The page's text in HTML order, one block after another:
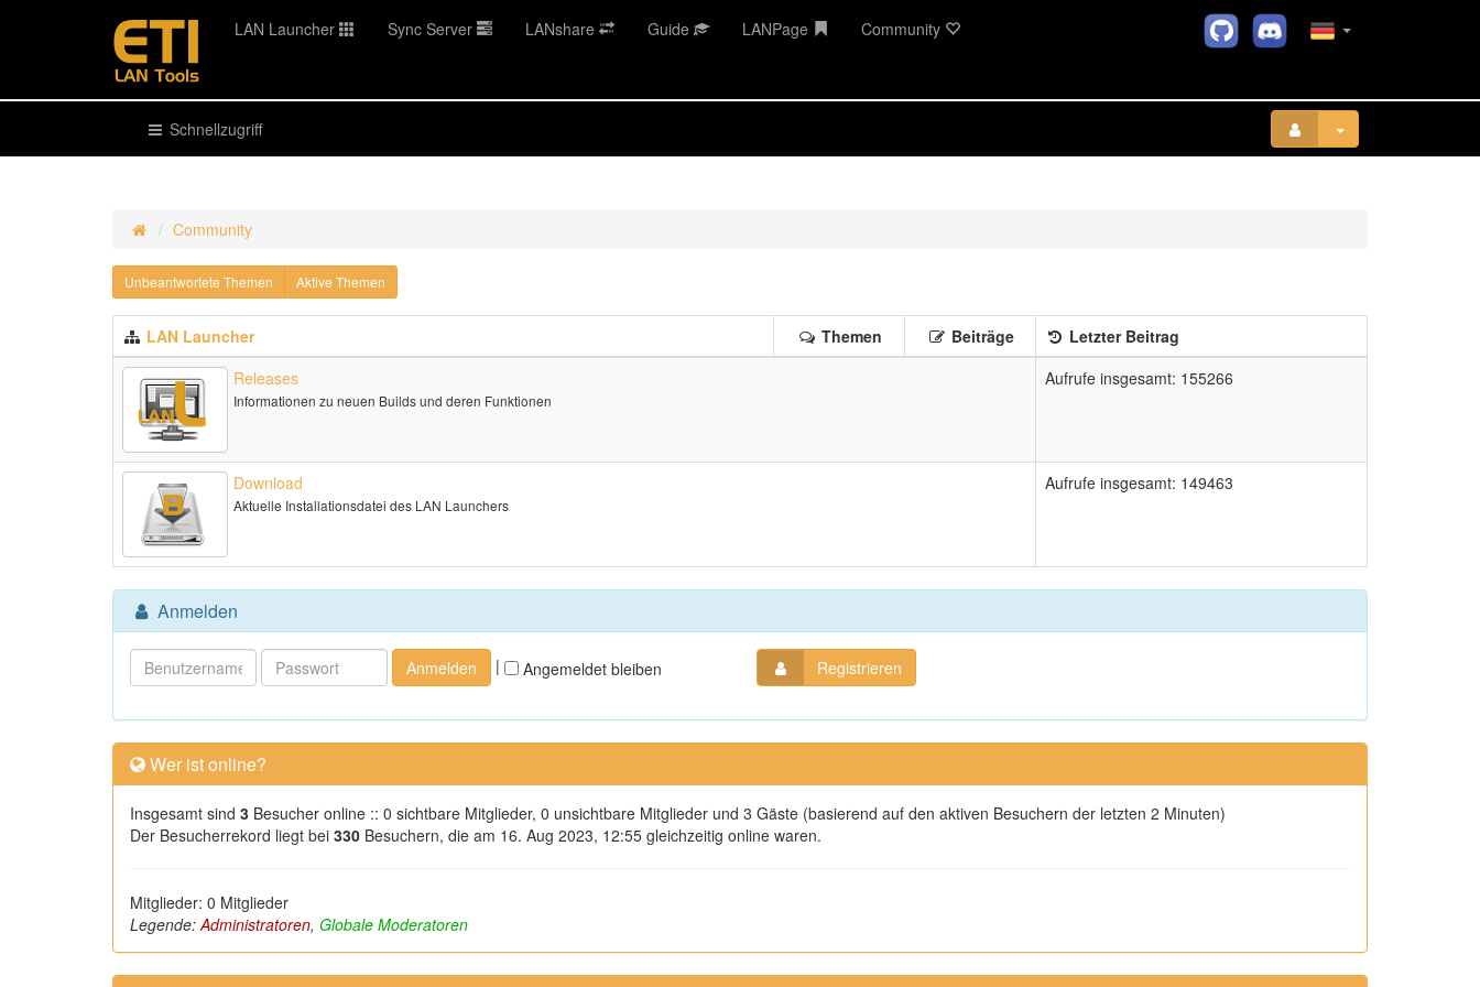
LAN Launcher Sync Server LANshare Guide LANPage Community
Schnellzugriff
Community
Unbeantwortete Themen Aktive Themen
LAN Launcher Themen Beiträge
Letzter Beitrag
Releases
Informationen zu neuen Builds und deren Funktionen
Aufrufe insgesamt: 155266
Download
Aktuelle Installationsdatei des LAN Launchers
Aufrufe insgesamt: 149463
Anmelden
| Angemeldet bleiben Registrieren
Wer ist online?
Insgesamt sind 3 Besucher online :: 0 sichtbare Mitglieder, 0 unsichtbare Mitglieder und 3 Gäste (basierend auf den aktiven Besuchern der letzten 2 Minuten)
Der Besucherrekord liegt bei 330 Besuchern, die am 16. Aug 2023, 12:55 gleichzeitig online waren.
Mitglieder: 0 Mitglieder
Legende:Administratoren, Globale Moderatoren